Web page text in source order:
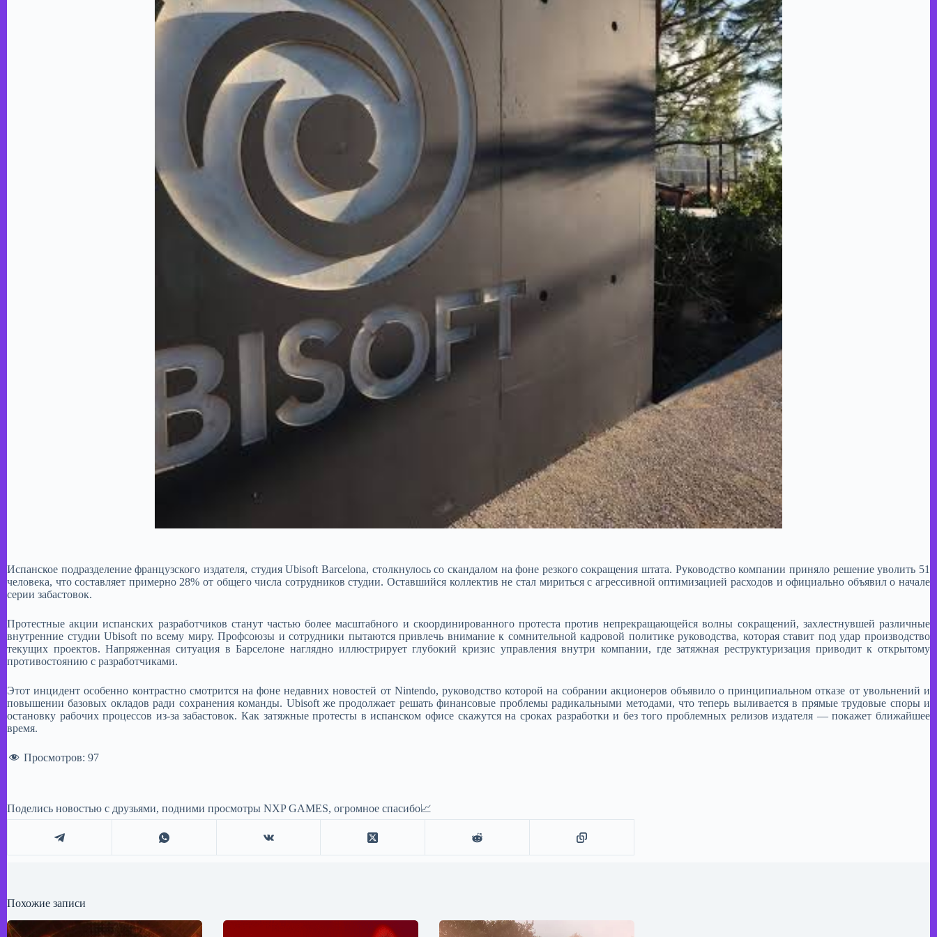
Испанское подразделение французского издателя, студия Ubisoft Barcelona, столкнулось со скандалом на фоне резкого сокращения штата. Руководство компании приняло решение уволить 51
человека, что составляет примерно 28% от общего числа сотрудников студии. Оставшийся коллектив не стал мириться с агрессивной оптимизацией расходов и официально объявил о начале
серии забастовок.
​Протестные акции испанских разработчиков станут частью более масштабного и скоординированного протеста против непрекращающейся волны сокращений, захлестнувшей различные
внутренние студии Ubisoft по всему миру. Профсоюзы и сотрудники пытаются привлечь внимание к сомнительной кадровой политике руководства, которая ставит под удар производство
текущих проектов. Напряженная ситуация в Барселоне наглядно иллюстрирует глубокий кризис управления внутри компании, где затяжная реструктуризация приводит к открытому
противостоянию с разработчиками.​
Этот инцидент особенно контрастно смотрится на фоне недавних новостей от Nintendo, руководство которой на собрании акционеров объявило о принципиальном отказе от увольнений и
повышении базовых окладов ради сохранения команды. Ubisoft же продолжает решать финансовые проблемы радикальными методами, что теперь выливается в прямые трудовые споры и
остановку рабочих процессов из-за забастовок. Как затяжные протесты в испанском офисе скажутся на сроках разработки и без того проблемных релизов издателя — покажет ближайшее
время.
Просмотров: 97
Поделись новостью с друзьями, подними просмотры NXP GAMES, огромное спасибо📈
Похожие записи